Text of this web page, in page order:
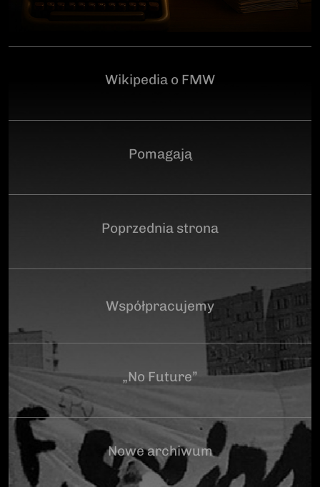
Wikipedia o FMW
Pomagają
Poprzednia strona
Współpracujemy
„No Future”
Nowe archiwum